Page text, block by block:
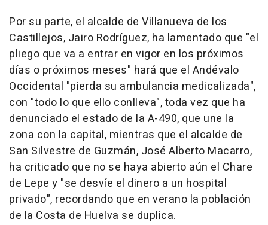
Por su parte, el alcalde de Villanueva de los
Castillejos, Jairo Rodríguez, ha lamentado que "el
pliego que va a entrar en vigor en los próximos
días o próximos meses" hará que el Andévalo
Occidental "pierda su ambulancia medicalizada",
con "todo lo que ello conlleva", toda vez que ha
denunciado el estado de la A-490, que une la
zona con la capital, mientras que el alcalde de
San Silvestre de Guzmán, José Alberto Macarro,
ha criticado que no se haya abierto aún el Chare
de Lepe y "se desvíe el dinero a un hospital
privado", recordando que en verano la población
de la Costa de Huelva se duplica.